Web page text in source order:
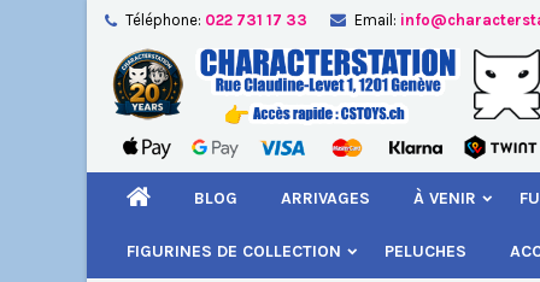
Téléphone: 022 731 17 33 Email:
BLOG ARRIVAGES À VENIR
FIGURINES DE COLLECTION PELUCHES